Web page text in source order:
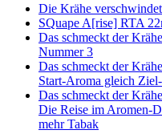
Die Krähe
SQuape A[rise] RTA
Das schmeckt der Krähe
Nummer 3
Das schmeckt der Krähe
Start-Aroma gleich
Das schmeckt der Krähe
Die Reise im Aromen-
mehr Tabak